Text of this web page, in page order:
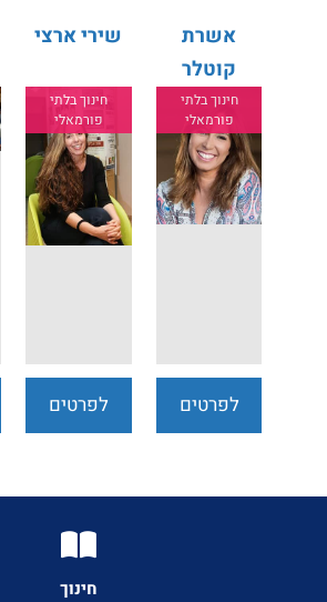
אשרת
קוטלר
חינוך בלתי
פורמאלי
לפרטים
שירי ארצי
חינוך בלתי
פורמאלי
לפרטים
חינוך